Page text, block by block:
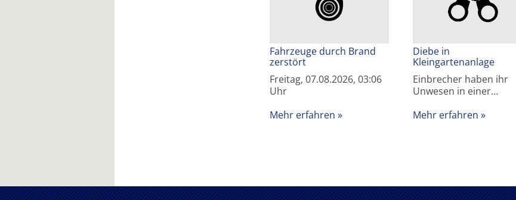
Fahrzeuge durch Brand
zerstört
Freitag, 07.08.2026, 03:06
Uhr
Mehr erfahren
Diebe in
Kleingartenanlage
Einbrecher haben ihr
Unwesen in einer…
Mehr erfahren